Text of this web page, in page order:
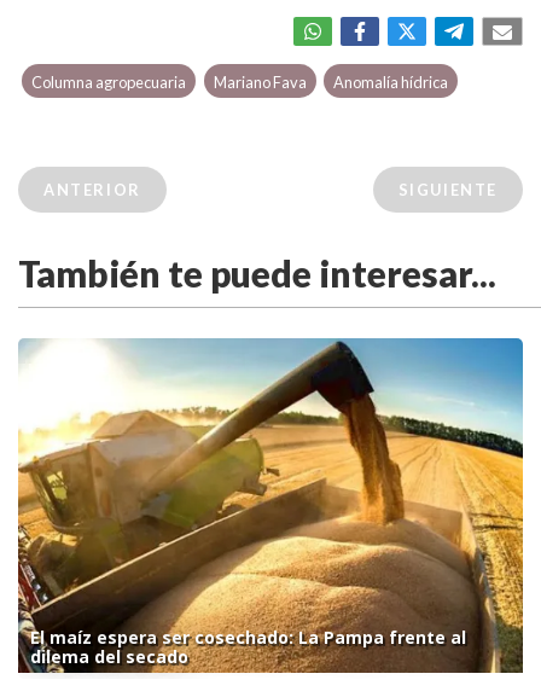
Columna agropecuaria Mariano Fava Anomalía hídrica
ANTERIOR SIGUIENTE
También te puede interesar...
El maíz espera ser cosechado: La Pampa frente al
dilema del secado